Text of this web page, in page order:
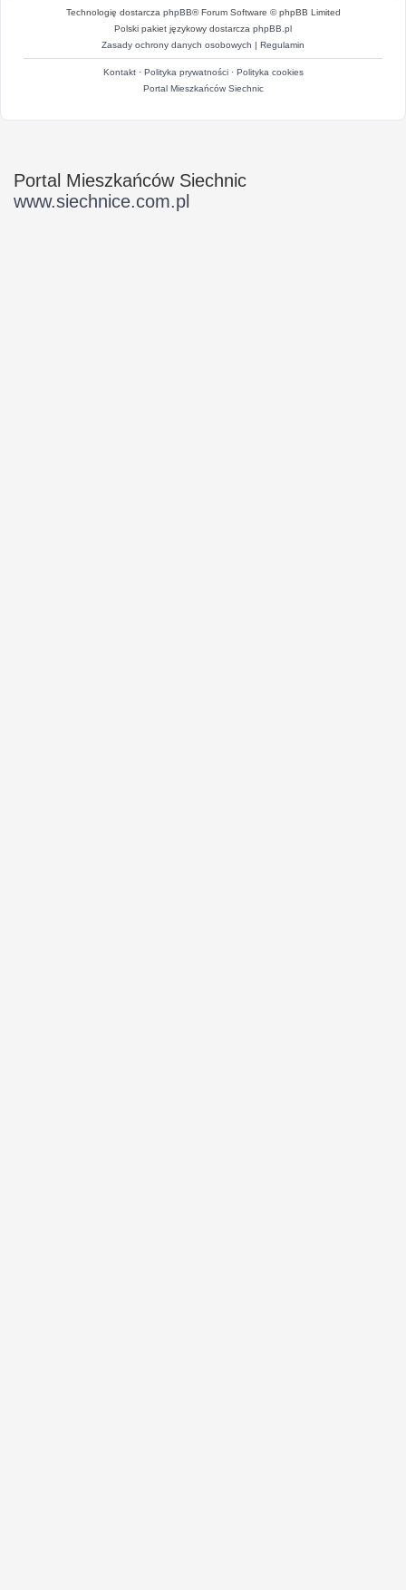
Technologię dostarcza phpBB® Forum Software © phpBB Limited
Polski pakiet językowy dostarcza phpBB.pl
Zasady ochrony danych osobowych | Regulamin
Kontakt· Polityka prywatności· Polityka cookies
Portal Mieszkańców Siechnic
Portal Mieszkańców Siechnic
www.siechnice.com.pl